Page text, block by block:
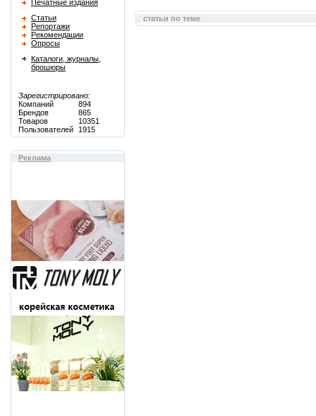
Печатные издания
Статьи
Репортажи
Рекомендации
Опросы
Каталоги, журналы,
брошюры
Зарегистрировано:
Компаний
894
Брендов
865
Товаров
10351
Пользователей
1915
Реклама
статьи по теме